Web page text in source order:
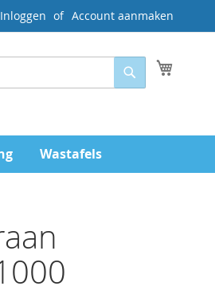
Inloggen Account aanmaken
Zoeken
Wastafels